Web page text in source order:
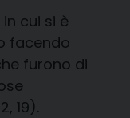
cui si è
facendo
furono di
19).